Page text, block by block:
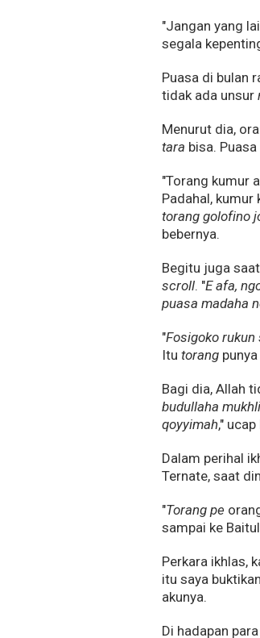
"Jangan yang
segala
Puasa di bulan
tidak ada unsur
Menurut dia,
tara bisa.
"Torang kumur
Padahal, kumur
torang golofino
bebernya.
Begitu juga
scroll. "E afa,
puasa madaha
"Fosigoko rukun
Itutorang
Bagi dia, Allah
budullaha
qoyyimah,"
Dalam perihal
Ternate, saat
"Torang pe
sampai ke
Perkara ikhlas,
itu saya
akunya.
Di hadapan